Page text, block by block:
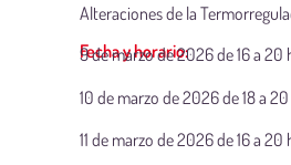
Alteraciones de la
Fecha y horario:
9 de marzo de 2026 de 16 a 20
10 de marzo de 2026 de 18 a
11 de marzo de 2026 de 16 a 20